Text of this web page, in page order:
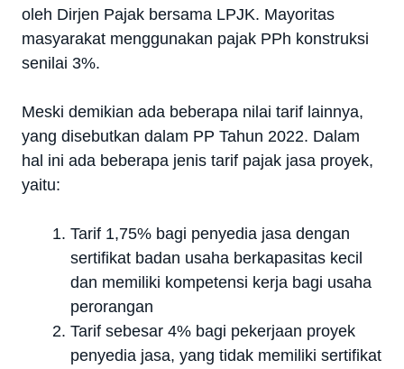
oleh Dirjen Pajak bersama LPJK. Mayoritas
masyarakat menggunakan pajak PPh konstruksi
senilai 3%.
Meski demikian ada beberapa nilai tarif lainnya,
yang disebutkan dalam PP Tahun 2022. Dalam
hal ini ada beberapa jenis tarif pajak jasa proyek,
yaitu:
Tarif 1,75% bagi penyedia jasa dengan
sertifikat badan usaha berkapasitas kecil
dan memiliki kompetensi kerja bagi usaha
perorangan
Tarif sebesar 4% bagi pekerjaan proyek
penyedia jasa, yang tidak memiliki sertifikat